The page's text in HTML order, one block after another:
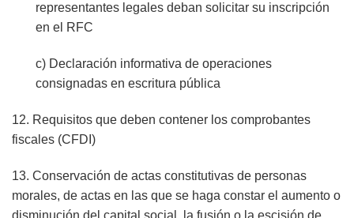
representantes legales deban solicitar su inscripción
en el RFC
c) Declaración informativa de operaciones
consignadas en escritura pública
12. Requisitos que deben contener los comprobantes
fiscales (CFDI)
13. Conservación de actas constitutivas de personas
morales, de actas en las que se haga constar el aumento o
disminución del capital social, la fusión o la escisión de